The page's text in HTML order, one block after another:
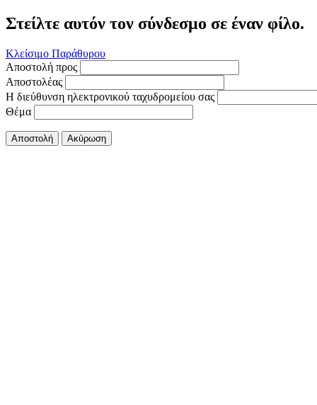
Στείλτε αυτόν τον σύνδεσμο σε έναν φίλο.
Κλείσιμο Παράθυρου
Αποστολή προς
Αποστολέας
Η διεύθυνση ηλεκτρονικού ταχυδρομείου σας
Θέμα
Αποστολή Ακύρωση